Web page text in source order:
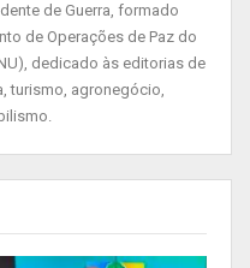
sociais,
da Infância e
desemprego,
Carteira de Trabalho
Família e Cad.
oitivas da
expedida
são alguns dos
de Guerra, formado
de Operações de Paz do
dedicado às editorias de
turismo, agronegócio,